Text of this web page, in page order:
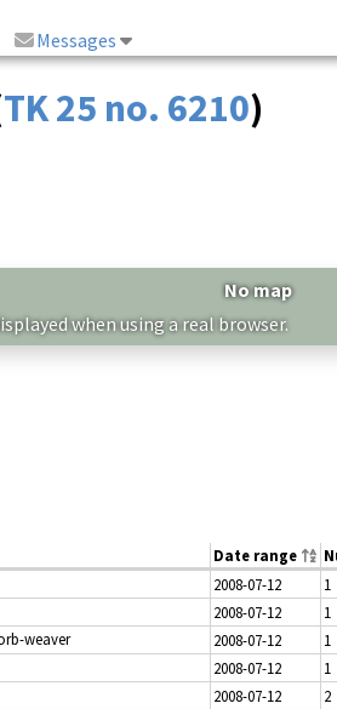
Messages
TK 25 no. 6210)
No map
when using a real browser.
Date range
2008-07-12 1
2008-07-12 1
weaver 2008-07-12 1
2008-07-12 1
2008-07-12 2